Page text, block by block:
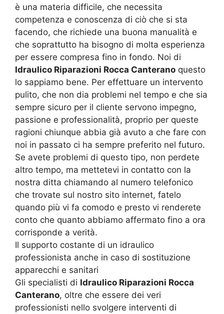
è una materia difficile, che necessita
competenza e conoscenza di ciò che si sta
facendo, che richiede una buona manualità e
che soprattutto ha bisogno di molta esperienza
per essere compresa fino in fondo. Noi di
Idraulico Riparazioni Rocca Canterano questo
lo sappiamo bene. Per effettuare un intervento
pulito, che non dia problemi nel tempo e che sia
sempre sicuro per il cliente servono impegno,
passione e professionalità, proprio per queste
ragioni chiunque abbia già avuto a che fare con
noi in passato ci ha sempre preferito nel futuro.
Se avete problemi di questo tipo, non perdete
altro tempo, ma mettetevi in contatto con la
nostra ditta chiamando al numero telefonico
che trovate sul nostro sito internet, fatelo
quando più vi fa comodo e presto vi renderete
conto che quanto abbiamo affermato fino a ora
corrisponde a verità.
Il supporto costante di un idraulico
professionista anche in caso di sostituzione
apparecchi e sanitari
Gli specialisti di Idraulico Riparazioni Rocca
Canterano, oltre che essere dei veri
professionisti nello svolgere interventi di